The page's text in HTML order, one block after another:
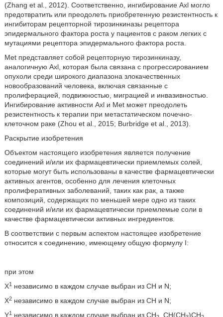
(Zhang et al., 2012). Соответственно, ингибирование Axl могло
предотвратить или преодолеть приобретенную резистентность к
ингибиторам рецепторной тирозинкиназы рецептора
эпидермального фактора роста у пациентов с раком легких с
мутациями рецептора эпидермального фактора роста.
Met представляет собой рецепторную тирозинкиназу,
аналогичную Axl, которая была связана с прогрессированием
опухоли среди широкого диапазона злокачественных
новообразований человека, включая связанные с
пролиферацией, подвижностью, миграцией и инвазивностью.
Ингибирование активности Axl и Met может преодолеть
резистентность к терапии при метастатическом почечно-
клеточном раке (Zhou et al., 2015; Burbridge et al., 2013).
Раскрытие изобретения
Объектом настоящего изобретения является получение
соединений и/или их фармацевтически приемлемых солей,
которые могут быть использованы в качестве фармацевтически
активных агентов, особенно для лечения клеточных
пролиферативных заболеваний, таких как рак, а также
композиций, содержащих по меньшей мере одно из таких
соединений и/или их фармацевтически приемлемые соли в
качестве фармацевтически активных ингредиентов.
В соответствии с первым аспектом настоящее изобретение
относится к соединению, имеющему общую формулу I:
при этом
X1независимо в каждом случае выбран из СН и N;
X2независимо в каждом случае выбран из СН и N;
Y1независимо в каждом случае выбран из СН , СН(СН )СН ,